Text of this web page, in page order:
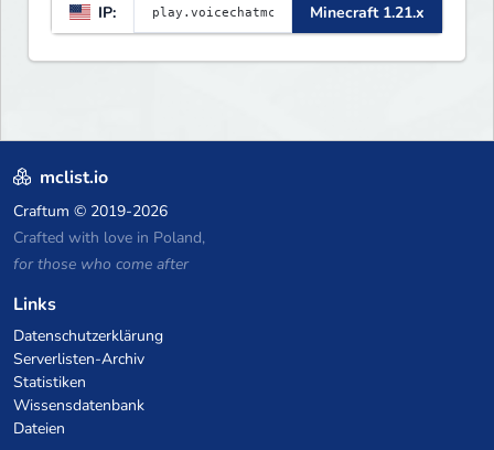
IP: Minecraft 1.21.x
mclist.io
Craftum © 2019-2026
Crafted with love in Poland,
for those who come after
Links
Datenschutzerklärung
Serverlisten-Archiv
Statistiken
Wissensdatenbank
Dateien